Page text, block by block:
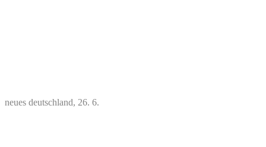
neues deutschland, 26. 6.